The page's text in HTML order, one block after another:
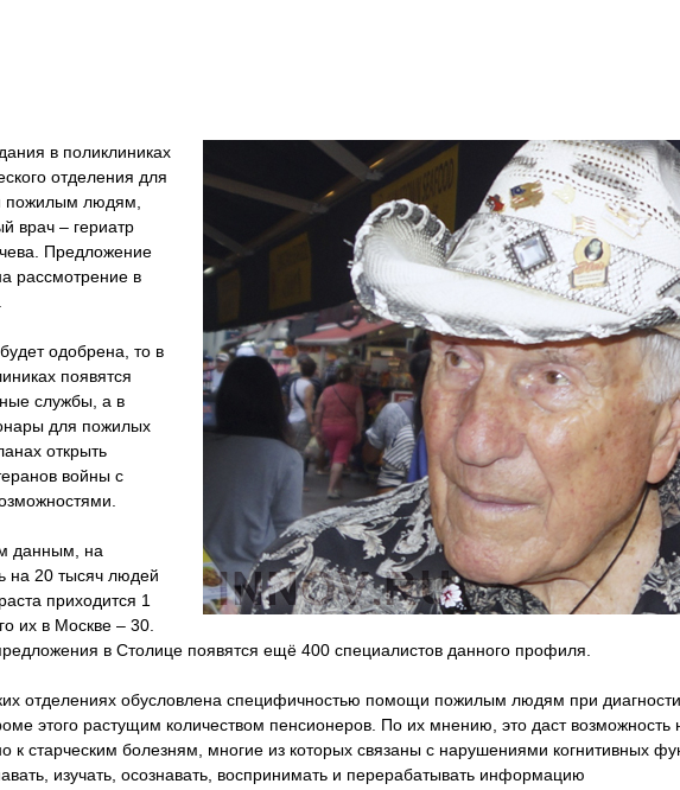
в поликлиниках
отделения для
пожилым людям,
врач – гериатр
Предложение
рассмотрение в
одобрена, то в
появятся
службы, а в
для пожилых
открыть
войны с
данным, на
на 20 тысяч людей
приходится 1
их в Москве – 30.
в Столице появятся ещё 400 специалистов данного профиля.
отделениях обусловлена специфичностью помощи пожилым людям при
этого растущим количеством пенсионеров. По их мнению, это даст
к старческим болезням, многие из которых связаны с нарушениями когнитивных
изучать, осознавать, воспринимать и перерабатывать информацию